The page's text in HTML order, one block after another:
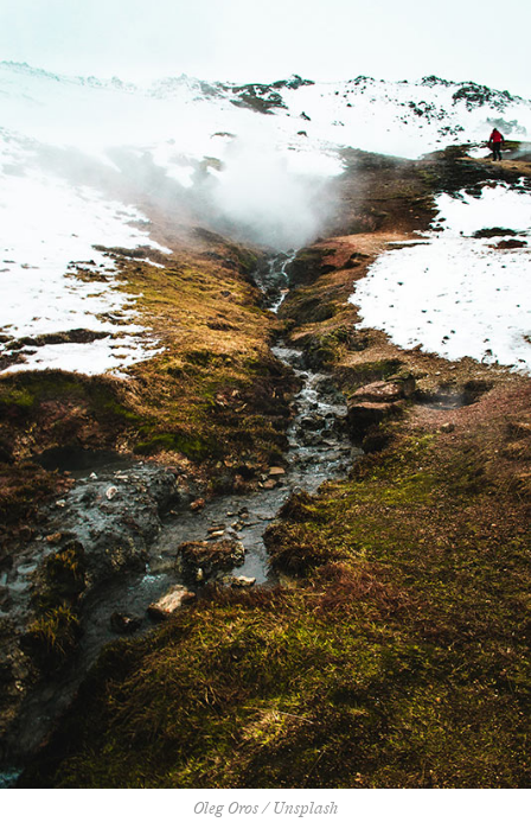
Oleg Oros / Unsplash